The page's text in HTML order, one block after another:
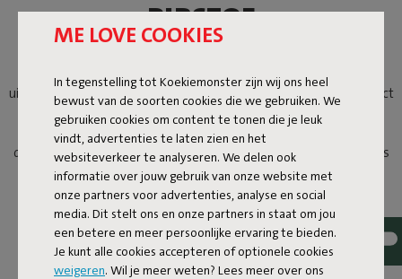
ME LOVE COOKIES
In tegenstelling tot Koekiemonster zijn wij ons heel
bewust van de soorten cookies die we gebruiken. We
gebruiken cookies om content te tonen die je leuk
vindt, advertenties te laten zien en het
websiteverkeer te analyseren. We delen ook
informatie over jouw gebruik van onze website met
onze partners voor advertenties, analyse en social
media. Dit stelt ons en onze partners in staat om jou
een betere en meer persoonlijke ervaring te bieden.
Je kunt alle cookies accepteren of optionele cookies
weigeren. Wil je meer weten? Lees meer over ons
RIBSTOF
iconische Original zitzak, maar dan in een verfijnd formaat en
uitgevoerd in luxe ribfluweel. De herkenbare ribbels geven direct
textuur en de fluweelachtige stof nodigt uit tot languit lezen,
bingewatchen of gewoon even niets doen. Het is een
designstatement dat je relaxed laat neerploffen en zich precies
naar je lichaam vormt voor comfortabel loungen, elke dag
opnieuw.